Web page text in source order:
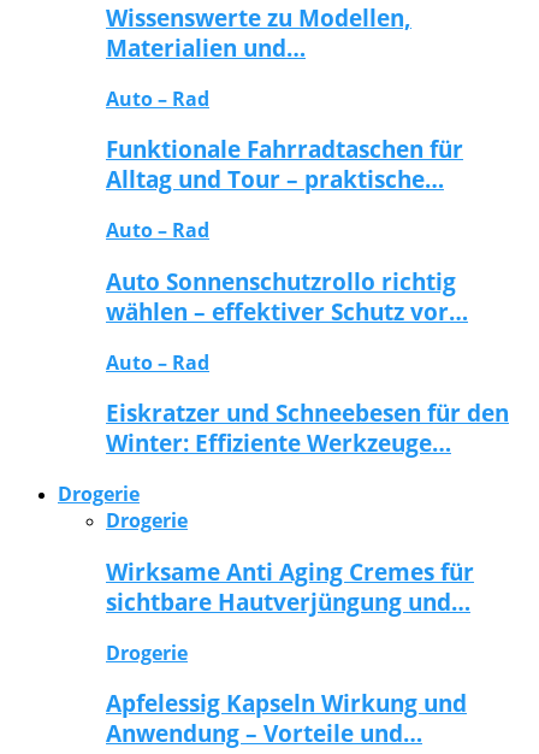
Wissenswerte zu Modellen,
Materialien und…
Auto – Rad
Funktionale Fahrradtaschen für
Alltag und Tour – praktische…
Auto – Rad
Auto Sonnenschutzrollo richtig
wählen – effektiver Schutz vor…
Auto – Rad
Eiskratzer und Schneebesen für den
Winter: Effiziente Werkzeuge…
Drogerie
Drogerie
Wirksame Anti Aging Cremes für
sichtbare Hautverjüngung und…
Drogerie
Apfelessig Kapseln Wirkung und
Anwendung – Vorteile und…